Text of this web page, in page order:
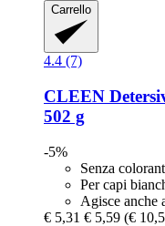
Carrello
4.4 (7)
CLEEN
502 g
-5%
Senza
Per capi
Agisce anche
€ 5,31 € 5,59 (€